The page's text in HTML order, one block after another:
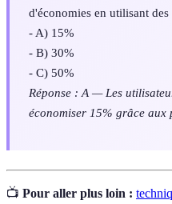
d'économies en utilisant
- A) 15%
- B) 30%
- C) 50%
Réponse : A — Les
économiser 15% grâce aux
📺 Pour aller plus loin :